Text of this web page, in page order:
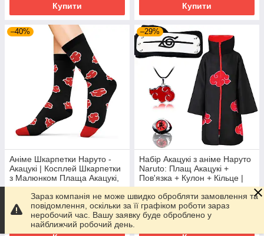
Купити Купити
–40%
Аніме Шкарпетки Наруто -
Акацукі | Косплей Шкарпетки
з Малюнком Плаща Акацукі,
сosplay Naruto Akatsuki
В наявності
299 ₴ 500 ₴
–29%
Набір Акацукі з аніме Наруто
Naruto: Плащ Акацукі +
Пов'язка + Кулон + Кільце |
Косплей Ніндзя Акацукі
Cosplay Akatsuki Ninja
В наявності
1 199₴ 1 700 ₴
Зараз компанія не може швидко обробляти замовлення та
повідомлення, оскільки за її графіком роботи зараз
неробочий час. Вашу заявку буде оброблено у
найближчий робочий день.